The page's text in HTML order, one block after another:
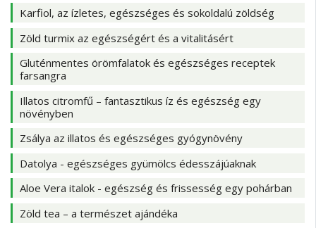
Karfiol, az ízletes, egészséges és sokoldalú zöldség
Zöld turmix az egészségért és a vitalitásért
Gluténmentes örömfalatok és egészséges receptek
farsangra
Illatos citromfű – fantasztikus íz és egészség egy
növényben
Zsálya az illatos és egészséges gyógynövény
Datolya - egészséges gyümölcs édesszájúaknak
Aloe Vera italok - egészség és frissesség egy pohárban
Zöld tea – a természet ajándéka